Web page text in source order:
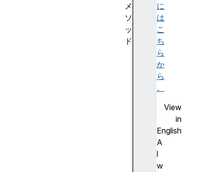
に
は
こ
ち
ら
か
ら
。
View
in
English
A
l
w
メ
ソ
ッ
ド